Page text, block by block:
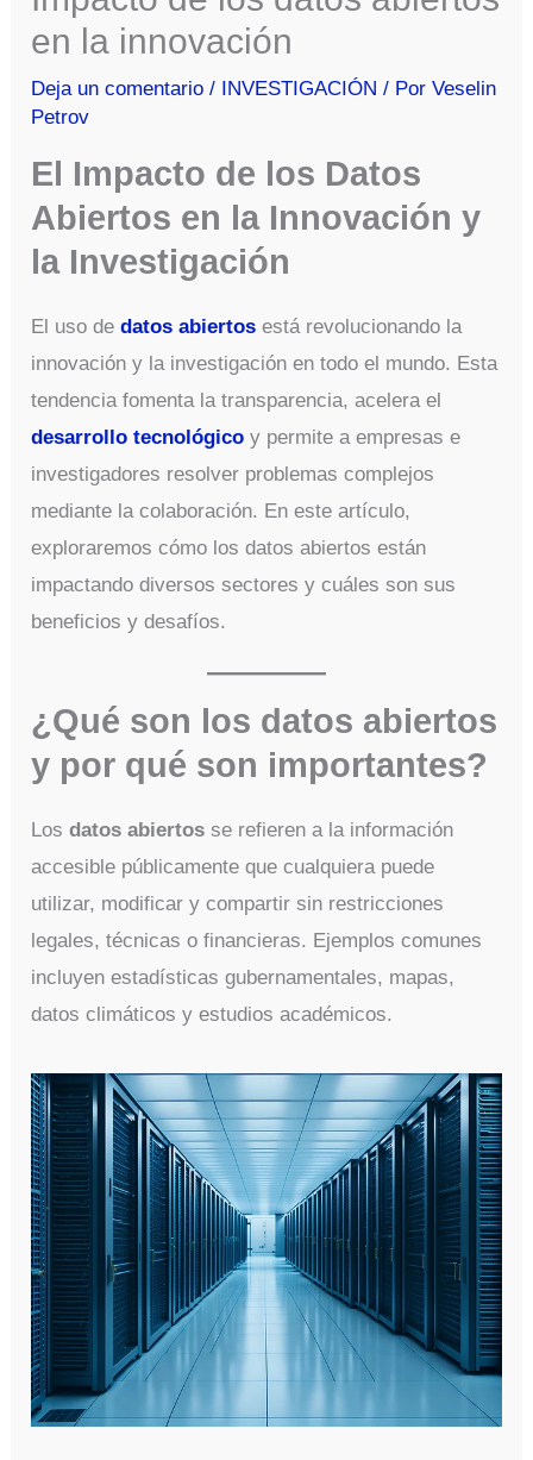
en la innovación
Deja un comentario / INVESTIGACIÓN / PorVeselin
Petrov
El Impacto de los Datos
Abiertos en la Innovación y
la Investigación
El uso dedatos abiertos está revolucionando la
innovación y la investigación en todo el mundo. Esta
tendencia fomenta la transparencia, acelera el
desarrollo tecnológico y permite a empresas e
investigadores resolver problemas complejos
mediante la colaboración. En este artículo,
exploraremos cómo los datos abiertos están
impactando diversos sectores y cuáles son sus
beneficios y desafíos.
¿Qué son los datos abiertos
y por qué son importantes?
Losdatos abiertos se refieren a la información
accesible públicamente que cualquiera puede
utilizar, modificar y compartir sin restricciones
legales, técnicas o financieras. Ejemplos comunes
incluyen estadísticas gubernamentales, mapas,
datos climáticos y estudios académicos.